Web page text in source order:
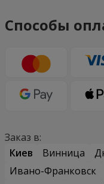
Способы
Заказ в:
Киев
Винница
Ивано-Франковск